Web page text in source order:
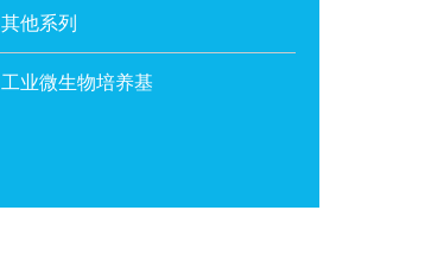
其他系列
工业微生物培养基